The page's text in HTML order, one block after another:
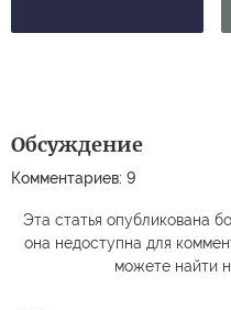
Обсуждение
Комментариев: 9
Эта статья опубликована
она недоступна для
можете найти